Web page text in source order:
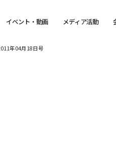
イベント・動画 メディア活動
年04月18日号